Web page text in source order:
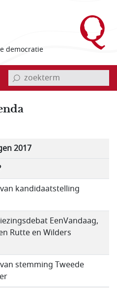
democratie
invoerveld zoekterm
2017
kandidaatstelling
EenVandaag,
Rutte en Wilders
stemming Tweede